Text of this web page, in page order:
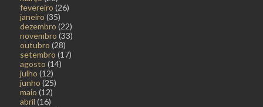
fevereiro (26)
janeiro (35)
dezembro (22)
novembro (33)
outubro (28)
setembro (17)
agosto (14)
julho (12)
junho (25)
maio (12)
abril (16)